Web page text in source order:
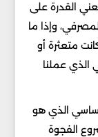
القدرة على
وإذا ما
متعثرة أو
الذي عملنا
الذي هو
الفجوة